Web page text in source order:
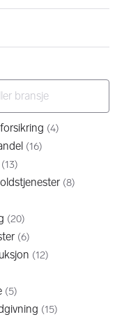
(4)
(16)
(13)
(8)
(20)
(6)
(12)
(5)
(15)